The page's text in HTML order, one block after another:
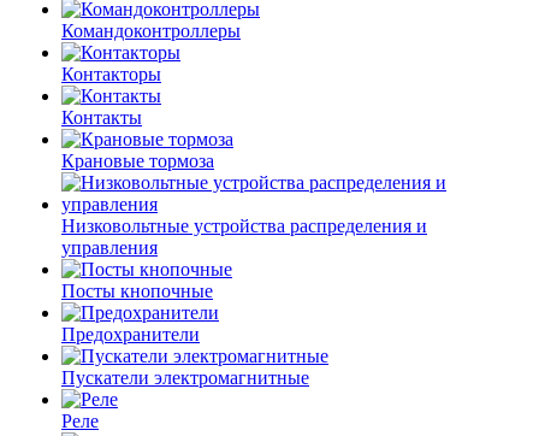
Командоконтроллеры
Контакторы
Контакты
Крановые тормоза
Низковольтные устройства распределения и
управления
Посты кнопочные
Предохранители
Пускатели электромагнитные
Реле